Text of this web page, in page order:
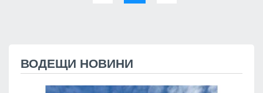
ВОДЕЩИ НОВИНИ